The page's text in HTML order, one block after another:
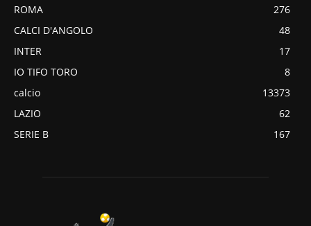
ROMA
276
CALCI D'ANGOLO
48
INTER
17
IO TIFO TORO
8
calcio
13373
LAZIO
62
SERIE B
167